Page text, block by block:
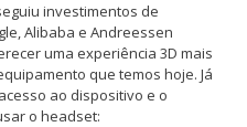
investimentos de
Alibaba e Andreessen
uma experiência 3D mais
que temos hoje. Já
ao dispositivo e o
o headset: